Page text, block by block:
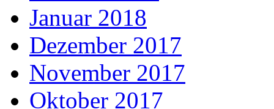
Januar 2018
Dezember 2017
November 2017
Oktober 2017